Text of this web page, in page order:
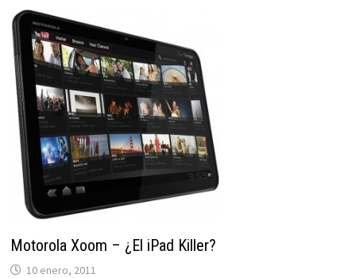
Motorola Xoom – ¿El iPad Killer?
10 enero, 2011